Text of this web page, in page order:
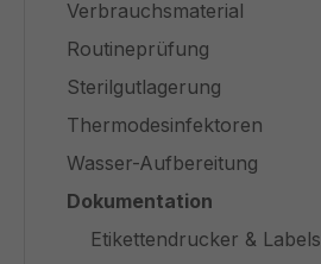
Verbrauchsmaterial
Routineprüfung
Sterilgutlagerung
Thermodesinfektoren
Wasser-Aufbereitung
Dokumentation
Etikettendrucker & Labels